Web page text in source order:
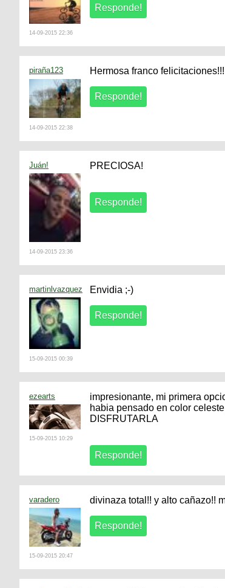
14-09-2015 22:36
piraña123
14-09-2015 22:38
Hermosa franco felicitaciones!!!
Juán!
14-09-2015 23:36
PRECIOSA!
martinlvazquez
15-09-2015 00:39
Envidia ;-)
ezearts
15-09-2015 10:29
impresionante, mi primera
habia pensado en color
DISFRUTARLA
varadero
15-09-2015 20:47
divinaza total!! y alto cañazo!!